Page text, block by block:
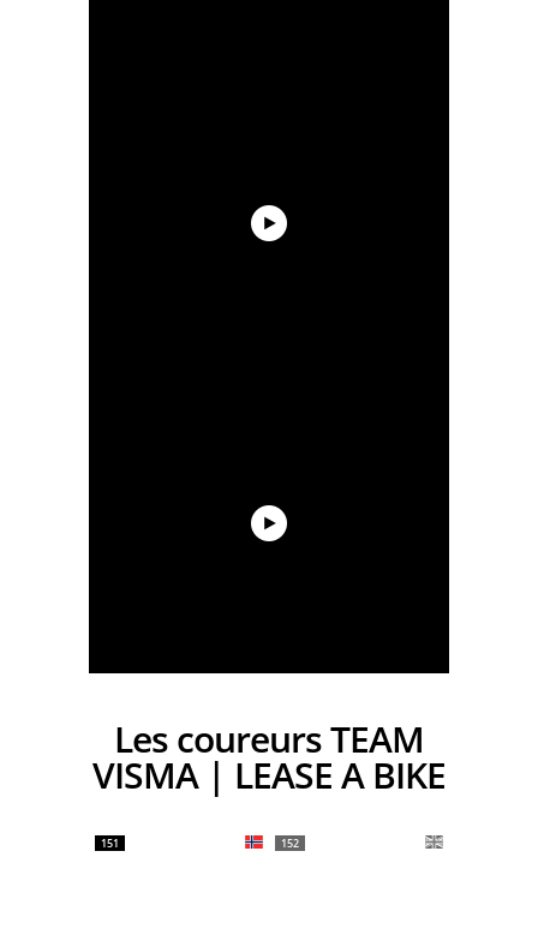
Les coureurs TEAM
VISMA | LEASE A BIKE
151 152